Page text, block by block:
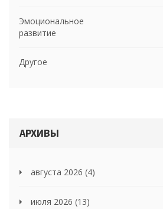
Эмоциональное
развитие
Другое
АРХИВЫ
августа 2026 (4)
июля 2026 (13)